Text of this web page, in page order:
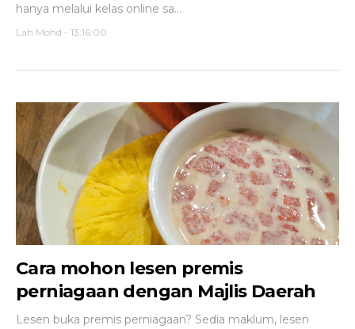
hanya melalui kelas online sa...
Lah Mohd - 13:16:00
Cara mohon lesen premis
perniagaan dengan Majlis Daerah
Lesen buka premis perniagaan? Sedia maklum, lesen